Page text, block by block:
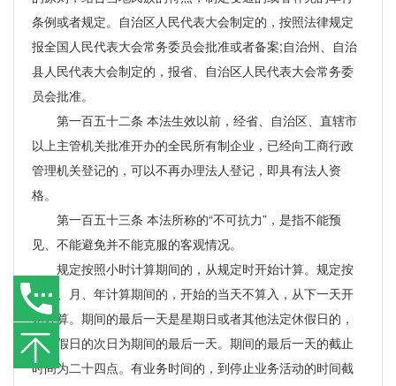
条例或者规定。自治区人民代表大会制定的，按照法律规定
报全国人民代表大会常务委员会批准或者备案;自治州、自治
县人民代表大会制定的，报省、自治区人民代表大会常务委
员会批准。
第一百五十二条 本法生效以前，经省、自治区、直辖市
以上主管机关批准开办的全民所有制企业，已经向工商行政
管理机关登记的，可以不再办理法人登记，即具有法人资
格。
第一百五十三条 本法所称的“不可抗力”，是指不能预
见、不能避免并不能克服的客观情况。
规定按照小时计算期间的，从规定时开始计算。规定按
照日、月、年计算期间的，开始的当天不算入，从下一天开
始计算。期间的最后一天是星期日或者其他法定休假日的，
以休假日的次日为期间的最后一天。期间的最后一天的截止
时间为二十四点。有业务时间的，到停止业务活动的时间截